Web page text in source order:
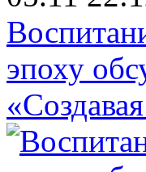
эпоху